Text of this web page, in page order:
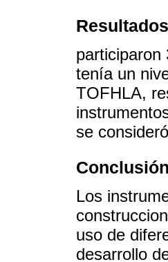
Resultados
participaron
tenía un
TOFHLA,
se
Conclusión
Los
uso de
desarrollo